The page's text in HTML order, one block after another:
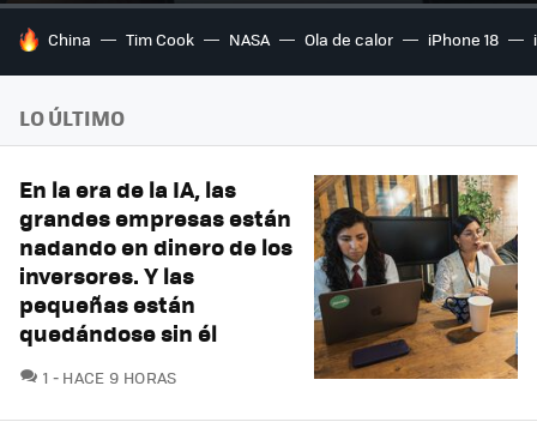
HOY SE HABLA DE
China Tim Cook NASA Ola de calor iPhone 18
LO ÚLTIMO
En la era de la IA, las
grandes empresas están
nadando en dinero de los
inversores. Y las
pequeñas están
quedándose sin él
1 COMENTARIOS
HACE 9 HORAS